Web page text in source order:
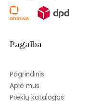
Pagalba
Pagrindinis
Apie mus
Prekių katalogas